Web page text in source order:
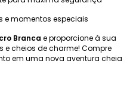
e momentos especiais
Branca e proporcione à sua
e cheios de charme! Compre
em uma nova aventura cheia